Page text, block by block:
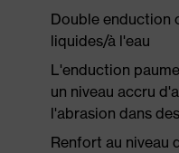
Double enduction
liquides/à l'eau
L'enduction
un niveau accru
l'abrasion dans
Renfort au niveau